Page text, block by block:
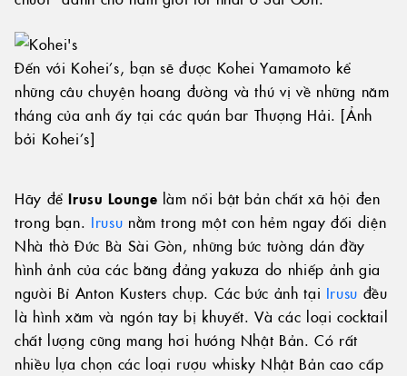
Đến với Kohei’s, bạn sẽ được Kohei Yamamoto kể
những câu chuyện hoang đường và thú vị về những năm
tháng của anh ấy tại các quán bar Thượng Hải. [Ảnh
bởi Kohei’s]
Hãy đểIrusu Lounge làm nổi bật bản chất xã hội đen
trong bạn. Irusu nằm trong một con hẻm ngay đối diện
Nhà thờ Đức Bà Sài Gòn, những bức tường dán đầy
hình ảnh của các băng đảng yakuza do nhiếp ảnh gia
người Bỉ Anton Kusters chụp. Các bức ảnh tại Irusu đều
là hình xăm và ngón tay bị khuyết. Và các loại cocktail
chất lượng cũng mang hơi hướng Nhật Bản. Có rất
nhiều lựa chọn các loại rượu whisky Nhật Bản cao cấp